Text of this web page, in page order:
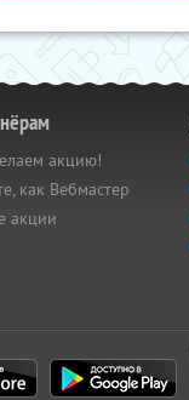
акцию!
как Вебмастер
акции